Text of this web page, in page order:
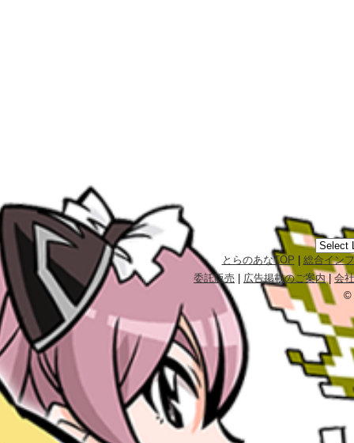
とらのあなTOP
総合イン
委託販売
広告掲載のご案内|会
©